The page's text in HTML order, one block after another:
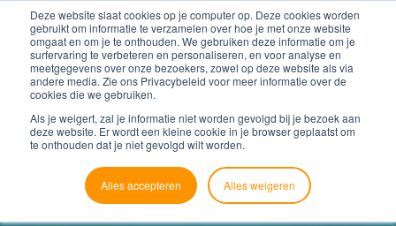
Deze website slaat cookies op je computer op. Deze cookies worden
gebruikt om informatie te verzamelen over hoe je met onze website
omgaat en om je te onthouden. We gebruiken deze informatie om je
surfervaring te verbeteren en personaliseren, en voor analyse en
meetgegevens over onze bezoekers, zowel op deze website als via
andere media. Zie ons Privacybeleid voor meer informatie over de
cookies die we gebruiken.
Als je weigert, zal je informatie niet worden gevolgd bij je bezoek aan
deze website. Er wordt een kleine cookie in je browser geplaatst om
te onthouden dat je niet gevolgd wilt worden.
Alles accepteren Alles weigeren